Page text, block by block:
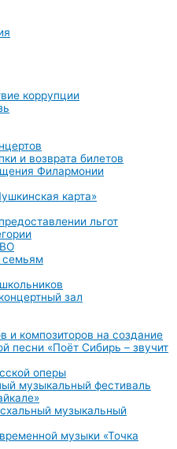
коррупции
и возврата билетов
Филармонии
карта»
льгот
семьям
зал
и композиторов на создание
песни «Поёт Сибирь – звучит
оперы
музыкальный фестиваль
музыкальный
музыки «Точка